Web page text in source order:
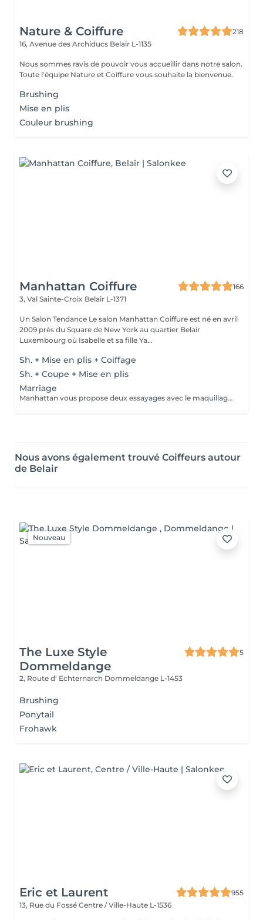
Nature & Coiffure
218
16, Avenue des Archiducs Belair L-1135
Nous sommes ravis de pouvoir vous accueillir dans notre salon.
Toute l'équipe Nature et Coiffure vous souhaite la bienvenue.
Brushing
Mise en plis
Couleur brushing
Manhattan Coiffure
166
3, Val Sainte-Croix Belair L-1371
Un Salon Tendance Le salon Manhattan Coiffure est né en avril
2009 près du Square de New York au quartier Belair
Luxembourg où Isabelle et sa fille Ya...
Sh. + Mise en plis + Coiffage
Sh. + Coupe + Mise en plis
Marriage
Manhattan vous propose deux essayages avec le maquillage offert
Nous avons également trouvé Coiffeurs autour
de Belair
Nouveau
The Luxe Style
Dommeldange
5
2, Route d' Echternarch Dommeldange L-1453
Brushing
Ponytail
Frohawk
Eric et Laurent
955
13, Rue du Fossé Centre / Ville-Haute L-1536